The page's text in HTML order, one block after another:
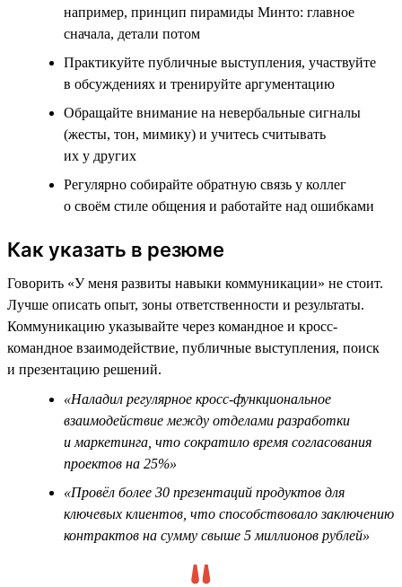
например, принцип пирамиды Минто: главное
сначала, детали потом
Практикуйте публичные выступления, участвуйте
в обсуждениях и тренируйте аргументацию
Обращайте внимание на невербальные сигналы
(жесты, тон, мимику) и учитесь считывать
их у других
Регулярно собирайте обратную связь у коллег
о своём стиле общения и работайте над ошибками
Как указать в резюме
Говорить «У меня развиты навыки коммуникации» не стоит.
Лучше описать опыт, зоны ответственности и результаты.
Коммуникацию указывайте через командное и кросс-
командное взаимодействие, публичные выступления, поиск
и презентацию решений.
«Наладил регулярное кросс-функциональное
взаимодействие между отделами разработки
и маркетинга, что сократило время согласования
проектов на 25%»
«Провёл более 30 презентаций продуктов для
ключевых клиентов, что способствовало заключению
контрактов на сумму свыше 5 миллионов рублей»